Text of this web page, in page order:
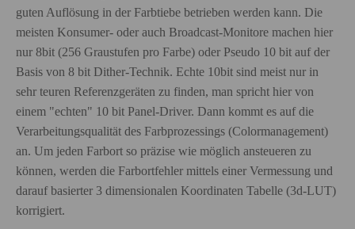
guten Auflösung in der Farbtiebe betrieben werden kann. Die
meisten Konsumer- oder auch Broadcast-Monitore machen hier
nur 8bit (256 Graustufen pro Farbe) oder Pseudo 10 bit auf der
Basis von 8 bit Dither-Technik. Echte 10bit sind meist nur in
sehr teuren Referenzgeräten zu finden, man spricht hier von
einem "echten" 10 bit Panel-Driver. Dann kommt es auf die
Verarbeitungsqualität des Farbprozessings (Colormanagement)
an. Um jeden Farbort so präzise wie möglich ansteueren zu
können, werden die Farbortfehler mittels einer Vermessung und
darauf basierter 3 dimensionalen Koordinaten Tabelle (3d-LUT)
korrigiert.